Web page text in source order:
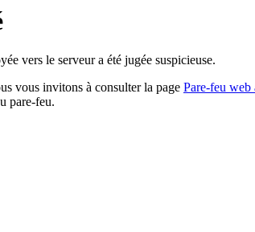
vers le serveur a été jugée suspicieuse.
vous invitons à consulter la page Pare-feu web
pare-feu.